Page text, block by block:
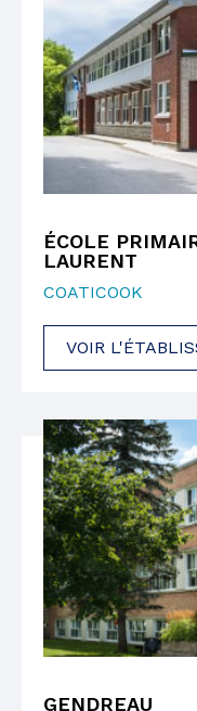
ÉCOLE
LAURENT
COATICOOK
VOIR
GENDREAU